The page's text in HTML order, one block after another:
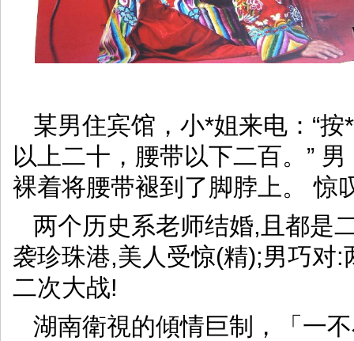
某男住宾馆，小*姐来电：“按
以上二十，腰带以下二百。”
裸着将腰带褪到了脚脖上。 惊
两个历史系老师结婚,且都是
袭珍珠港,美人受惊(精);男巧对
二次大战!
湖南衛視的傾情巨制，「一